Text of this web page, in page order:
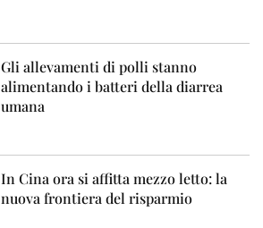
Gli allevamenti di polli stanno
alimentando i batteri della diarrea
umana
In Cina ora si affitta mezzo letto: la
nuova frontiera del risparmio